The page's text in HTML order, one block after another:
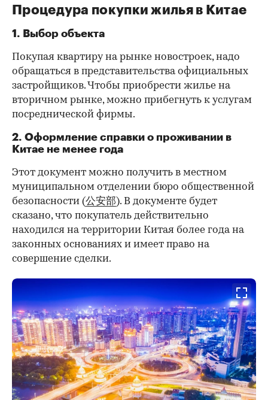
Процедура покупки жилья в Китае
1. Выбор объекта
Покупая квартиру на рынке новостроек, надо
обращаться в представительства официальных
застройщиков. Чтобы приобрести жилье на
вторичном рынке, можно прибегнуть к услугам
посреднической фирмы.
2. Оформление справки о проживании в
Китае не менее года
Этот документ можно получить в местном
муниципальном отделении бюро общественной
безопасности (公安部). В документе будет
сказано, что покупатель действительно
находился на территории Китая более года на
законных основаниях и имеет право на
совершение сделки.